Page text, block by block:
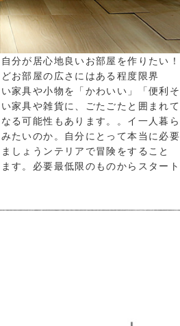
分が居心地良いお部屋を作りたい！
お部屋の広さにはある程度限界
家具や小物を「かわいい」「便利そ
家具や雑貨に、ごたごたと囲まれて
る可能性もあります。。イ一人暮ら
たいのか。自分にとって本当に必要
しょうンテリアで冒険をすること
す。必要最低限のものからスタート